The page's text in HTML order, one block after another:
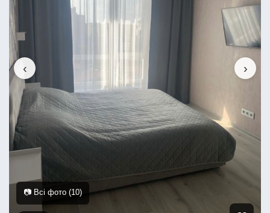
‹ ›
📷 Всі фото (10)